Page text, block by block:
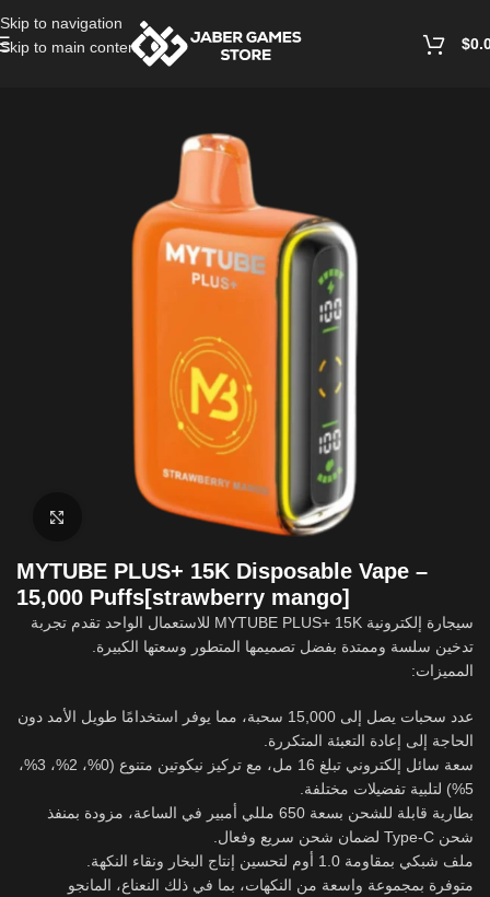
Skip to navigation
Skip to main content
$
Click to enlarge
MYTUBE PLUS+ 15K Disposable Vape –
15,000 Puffs[strawberry mango]
سيجارة إلكترونية MYTUBE PLUS+ 15K للاستعمال الواحد تقدم تجربة
تدخين سلسة وممتدة بفضل تصميمها المتطور وسعتها الكبيرة.
المميزات:
عدد سحبات يصل إلى 15,000 سحبة، مما يوفر استخدامًا طويل الأمد دون
الحاجة إلى إعادة التعبئة المتكررة.
سعة سائل إلكتروني تبلغ 16 مل، مع تركيز نيكوتين متنوع (0%، 2%، 3%،
5%) لتلبية تفضيلات مختلفة.
بطارية قابلة للشحن بسعة 650 مللي أمبير في الساعة، مزودة بمنفذ
شحن Type-C لضمان شحن سريع وفعال.
ملف شبكي بمقاومة 1.0 أوم لتحسين إنتاج البخار ونقاء النكهة.
متوفرة بمجموعة واسعة من النكهات، بما في ذلك النعناع، المانجو